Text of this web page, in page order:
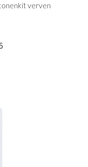
verven